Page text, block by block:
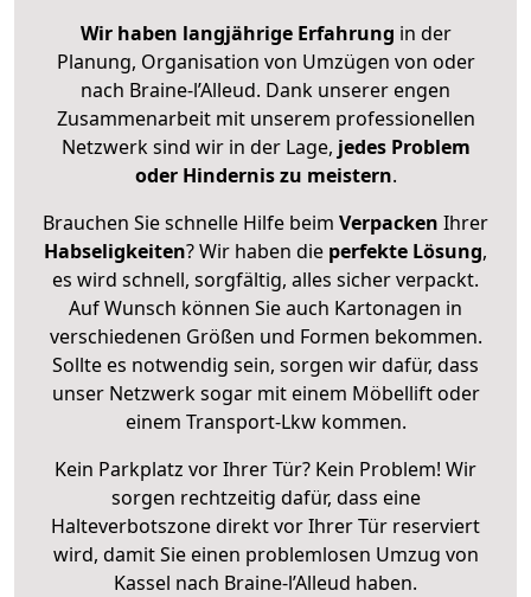
Wir haben langjährige Erfahrung in der
Planung, Organisation von Umzügen von oder
nach Braine-l’Alleud. Dank unserer engen
Zusammenarbeit mit unserem professionellen
Netzwerk sind wir in der Lage, jedes Problem
oder Hindernis zu meistern.
Brauchen Sie schnelle Hilfe beim Verpacken Ihrer
Habseligkeiten? Wir haben die perfekte Lösung,
es wird schnell, sorgfältig, alles sicher verpackt.
Auf Wunsch können Sie auch Kartonagen in
verschiedenen Größen und Formen bekommen.
Sollte es notwendig sein, sorgen wir dafür, dass
unser Netzwerk sogar mit einem Möbellift oder
einem Transport-Lkw kommen.
Kein Parkplatz vor Ihrer Tür? Kein Problem! Wir
sorgen rechtzeitig dafür, dass eine
Halteverbotszone direkt vor Ihrer Tür reserviert
wird, damit Sie einen problemlosen Umzug von
Kassel nach Braine-l’Alleud haben.